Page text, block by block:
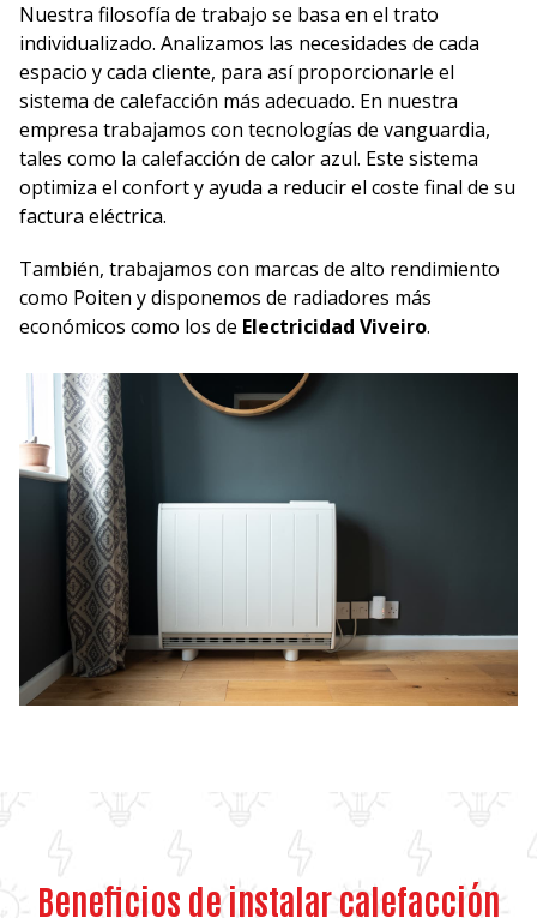
Nuestra filosofía de trabajo se basa en el trato
individualizado. Analizamos las necesidades de cada
espacio y cada cliente, para así proporcionarle el
sistema de calefacción más adecuado. En nuestra
empresa trabajamos con tecnologías de vanguardia,
tales como la calefacción de calor azul. Este sistema
optimiza el confort y ayuda a reducir el coste final de su
factura eléctrica.
También, trabajamos con marcas de alto rendimiento
como Poiten y disponemos de radiadores más
económicos como los de Electricidad Viveiro.
Beneficios de instalar calefacción